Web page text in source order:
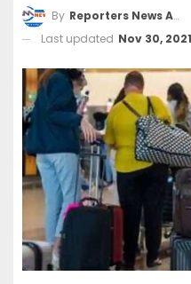
By Reporters News Agency
Last updated Nov 30, 2021